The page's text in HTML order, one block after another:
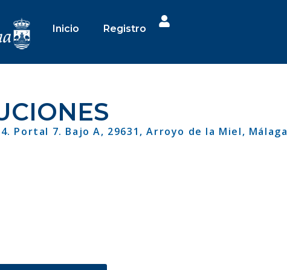
Inicio Registro
Portal 7. Bajo A, 29631, Arroyo de la Miel, Málaga